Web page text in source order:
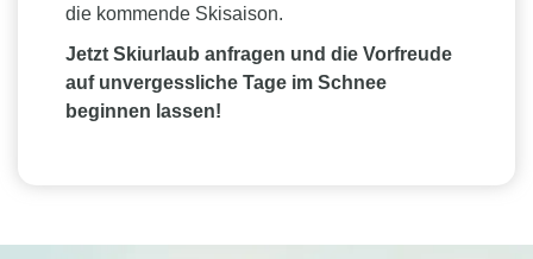
die kommende Skisaison.
Jetzt Skiurlaub anfragen und die Vorfreude
auf unvergessliche Tage im Schnee
beginnen lassen!